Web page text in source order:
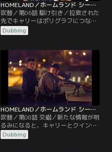
HOMELAND／ホームランド シーズン3 第06話／吹替
吹替／第06話 駆け引き／拉致された
先でキャリーはポリグラフにつなが
れ尋問される。ソールがロックハー
トの計画を邪魔するのに苦戦し、キ
たイランの工作員が危険な結果をも
たらしてしまう。その後キャリーと
クインはジャバディを捕らえるが、
地方警察からの圧力がかかる。
Dubbing
HOMELAND／ホームランド シーズン3 第08話／吹替
吹替／第08話 交錯／新たな情報が明
るみになると、キャリーとクインは
爆破事件の鍵となる疑いを追及し始
める。ソールの計画が次の段階を迎
Dubbing